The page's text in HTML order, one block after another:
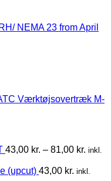
NEMA 23 from April
Værktøjsovertræk M-
43,00 kr. – 81,00 kr. inkl.
(upcut) 43,00 kr. inkl.